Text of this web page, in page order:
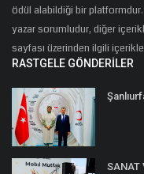
ödül alabildiği bir platformdur.
yazar sorumludur, diğer
sayfası üzerinden ilgili
RASTGELE GÖNDERILER
SANAT